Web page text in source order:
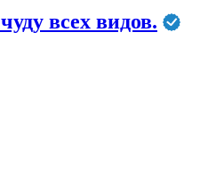
всех видов.